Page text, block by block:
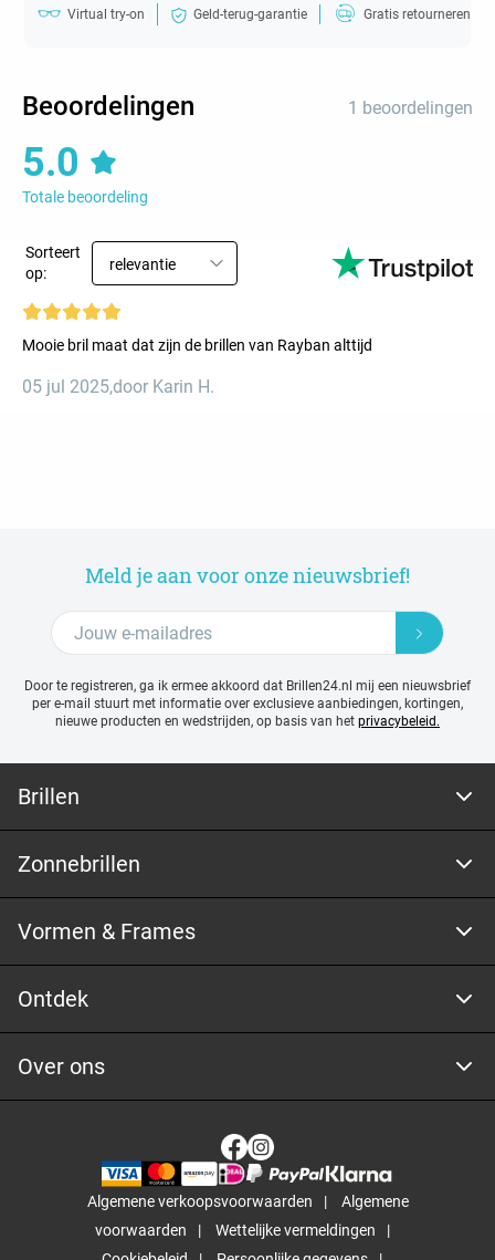
Virtual try-on Geld-terug-garantie Gratis retourneren
Beoordelingen 1 beoordelingen
5.0
Totale beoordeling
Sorteert
op:
relevantie
Mooie bril maat dat zijn de brillen van Rayban alttijd
05 jul 2025,door Karin H.
Meld je aan voor onze nieuwsbrief!
Door te registreren, ga ik ermee akkoord dat Brillen24.nl mij een nieuwsbrief
per e-mail stuurt met informatie over exclusieve aanbiedingen, kortingen,
nieuwe producten en wedstrijden, op basis van het privacybeleid.
Brillen
Zonnebrillen
Vormen & Frames
Ontdek
Over ons
Algemene verkoopsvoorwaarden
Algemene
voorwaarden
Wettelijke vermeldingen